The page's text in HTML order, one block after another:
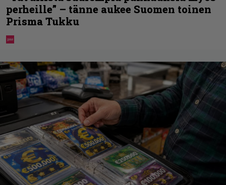
perheille” – tänne aukee Suomen toinen
Prisma Tukku